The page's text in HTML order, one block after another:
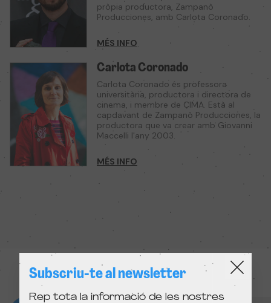
pròpia productora, Zampanò
Producciones, amb Carlota Coronado.
MÉS INFO
Carlota Coronado
Carlota Coronado és professora
universitària, productora i directora de
cinema, i membre de CIMA. Està al
capdavant de Zampanò Producciones, la
productora que va crear amb Giovanni
Maccelli l'any 2003.
MÉS INFO
Subscriu-te al newsletter
Rep tota la informació de les nostres